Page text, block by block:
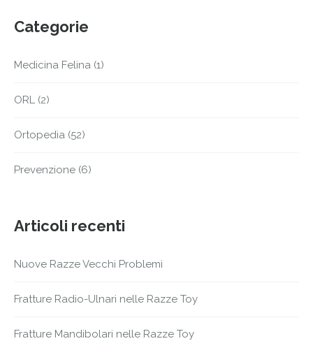
Categorie
Medicina Felina (1)
ORL (2)
Ortopedia (52)
Prevenzione (6)
Articoli recenti
Nuove Razze Vecchi Problemi
Fratture Radio-Ulnari nelle Razze Toy
Fratture Mandibolari nelle Razze Toy